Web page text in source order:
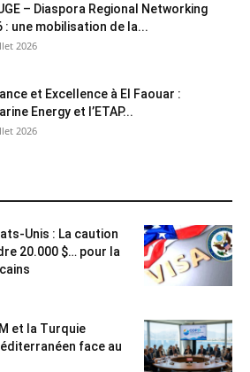
– Diaspora Regional Networking
: une mobilisation de la...
2026
et Excellence à El Faouar :
Energy et l’ETAP...
2026
Unis : La caution
20.000 $… pour la
et la Turquie
face au